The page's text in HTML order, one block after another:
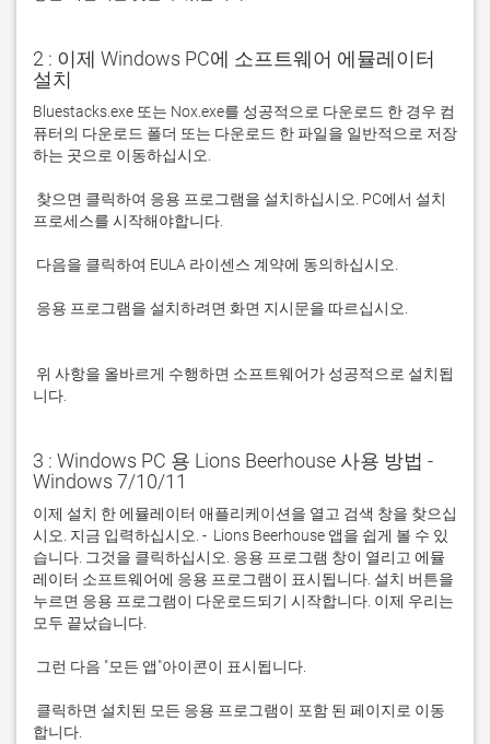
2 : 이제 Windows PC에 소프트웨어 에뮬레이터
설치
Bluestacks.exe 또는 Nox.exe를 성공적으로 다운로드 한 경우 컴
퓨터의 다운로드 폴더 또는 다운로드 한 파일을 일반적으로 저장
니다.
3 : Windows PC 용 Lions Beerhouse 사용 방법 -
Windows 7/10/11
이제 설치 한 에뮬레이터 애플리케이션을 열고 검색 창을 찾으십
시오. 지금 입력하십시오. -  Lions Beerhouse 앱을 쉽게 볼 수 있
습니다. 그것을 클릭하십시오. 응용 프로그램 창이 열리고 에뮬
레이터 소프트웨어에 응용 프로그램이 표시됩니다. 설치 버튼을
누르면 응용 프로그램이 다운로드되기 시작합니다. 이제 우리는